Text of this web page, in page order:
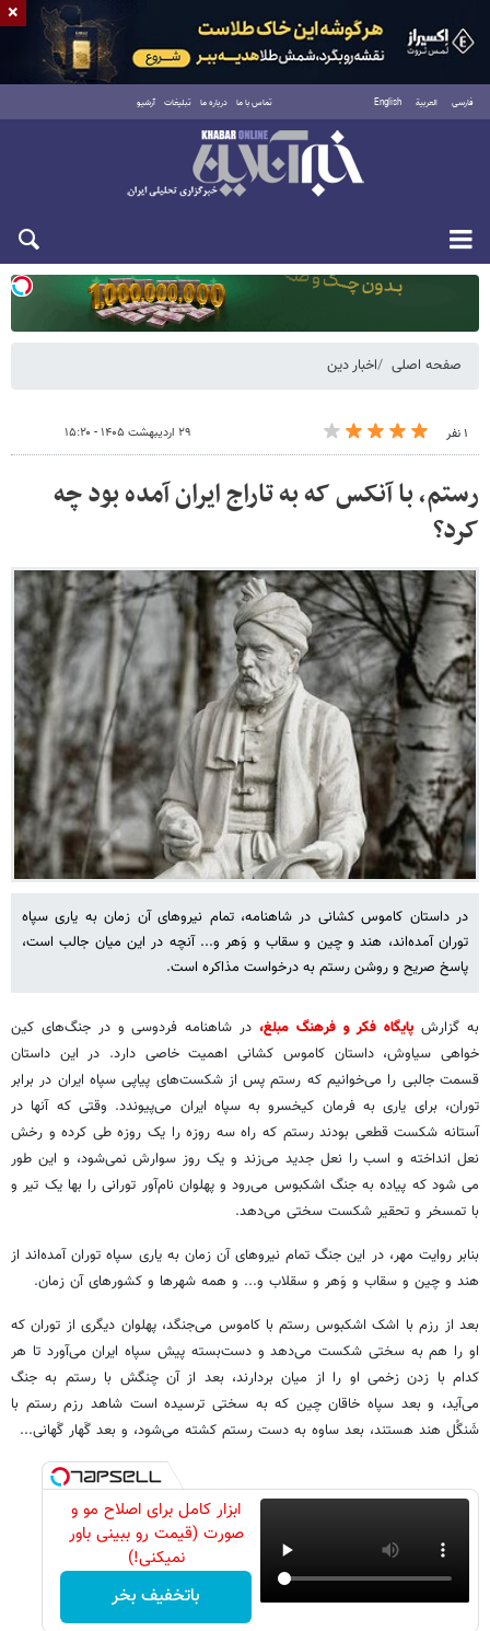
فارسی العربية English تماس با ما درباره ما تبلیغات آرشیو
دوشنبه ۱۹ مرداد ۱۴۰۵
صفحه اصلی اخبار دین
۱ نفر ۲۹ اردیبهشت ۱۴۰۵ - ۱۵:۲۰
رستم، با آنکس که به تاراج ایران آمده بود چه
کرد؟
در داستان کاموس کشانی در شاهنامه، تمام نیروهای آن زمان به یاری سپاه
توران آمده‌اند، هند و چین و سقاب و وَهر و... آنچه در این میان جالب است،
پاسخ صریح و روشن رستم به درخواست مذاکره است.
به گزارش پایگاه فکر و فرهنگ مبلغ، در شاهنامه فردوسی و در جنگ‌های کین
خواهی سیاوش، داستان کاموس کشانی اهمیت خاصی دارد. در این داستان
قسمت جالبی را می‌خوانیم که رستم پس از شکست‌های پیاپی سپاه ایران در برابر
توران، برای یاری به فرمان کیخسرو به سپاه ایران می‌پیوندد. وقتی که آنها در
آستانه شکست قطعی بودند رستم که راه سه روزه را یک روزه طی کرده و رخش
نعل انداخته و اسب را نعل جدید می‌زند و یک روز سوارش نمی‌شود، و این طور
می شود که پیاده به جنگ اشکبوس می‌رود و پهلوان نام‌آور تورانی را بها یک تیر و
با تمسخر و تحقیر شکست سختی می‌دهد.
بنابر روایت مهر، در این جنگ تمام نیروهای آن زمان به یاری سپاه توران آمده‌اند از
هند و چین و سقاب و وَهر و سقلاب و... و همه شهرها و کشورهای آن زمان.
بعد از رزم با اشک اشکبوس رستم با کاموس می‌جنگد، پهلوان دیگری از توران که
او را هم به سختی شکست می‌دهد و دست‌بسته پیش سپاه ایران می‌آورد تا هر
کدام با زدن زخمی او را از میان بردارند، بعد از آن چنگش با رستم به جنگ
می‌آید، و بعد سپاه خاقان چین که به سختی ترسیده است شاهد رزم رستم با
شَنگُل هند هستند، بعد ساوه به دست رستم کشته می‌شود، و بعد گَهار گَهانی...
ابزار کامل برای اصلاح مو و
صورت (قیمت رو ببینی باور
نمیکنی!)
باتخفیف بخر
×